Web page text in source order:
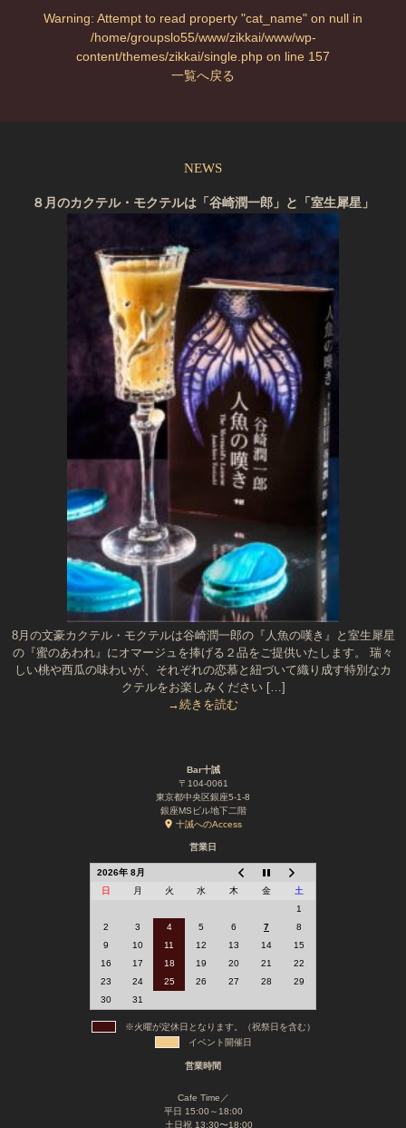
Warning: Attempt to read property "cat_name" on null in
/home/groupslo55/www/zikkai/www/wp-
content/themes/zikkai/single.php on line 157
一覧へ戻る
NEWS
８月のカクテル・モクテルは「谷崎潤一郎」と「室生犀星」
8月の文豪カクテル・モクテルは谷崎潤一郎の『人魚の嘆き』と室生犀星
の『蜜のあわれ』にオマージュを捧げる２品をご提供いたします。 瑞々
しい桃や西瓜の味わいが、それぞれの恋慕と紐づいて織り成す特別なカ
クテルをお楽しみください […]
→続きを読む
Bar十誡
〒104-0061
東京都中央区銀座5-1-8
銀座MSビル地下二階
十誡へのAccess
営業日
2026年 8月
日
月 火 水 木 金
土
1
2
3 4 5 6 7
8
9
10 11 12 13 14
15
16
17 18 19 20 21
22
23
24 25 26 27 28
29
30
31
※火曜が定休日となります。（祝祭日を含む）
イベント開催日
営業時間
Cafe Time／
平日 15:00～18:00
土日祝 13:30〜18:00